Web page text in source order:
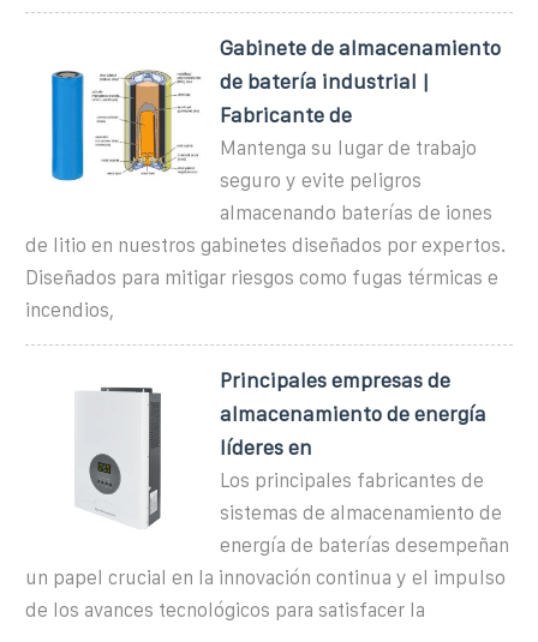
Gabinete de almacenamiento
de batería industrial |
Fabricante de
Mantenga su lugar de trabajo
seguro y evite peligros
almacenando baterías de iones
de litio en nuestros gabinetes diseñados por expertos.
Diseñados para mitigar riesgos como fugas térmicas e
incendios,
Principales empresas de
almacenamiento de energía
líderes en
Los principales fabricantes de
sistemas de almacenamiento de
energía de baterías desempeñan
un papel crucial en la innovación continua y el impulso
de los avances tecnológicos para satisfacer la